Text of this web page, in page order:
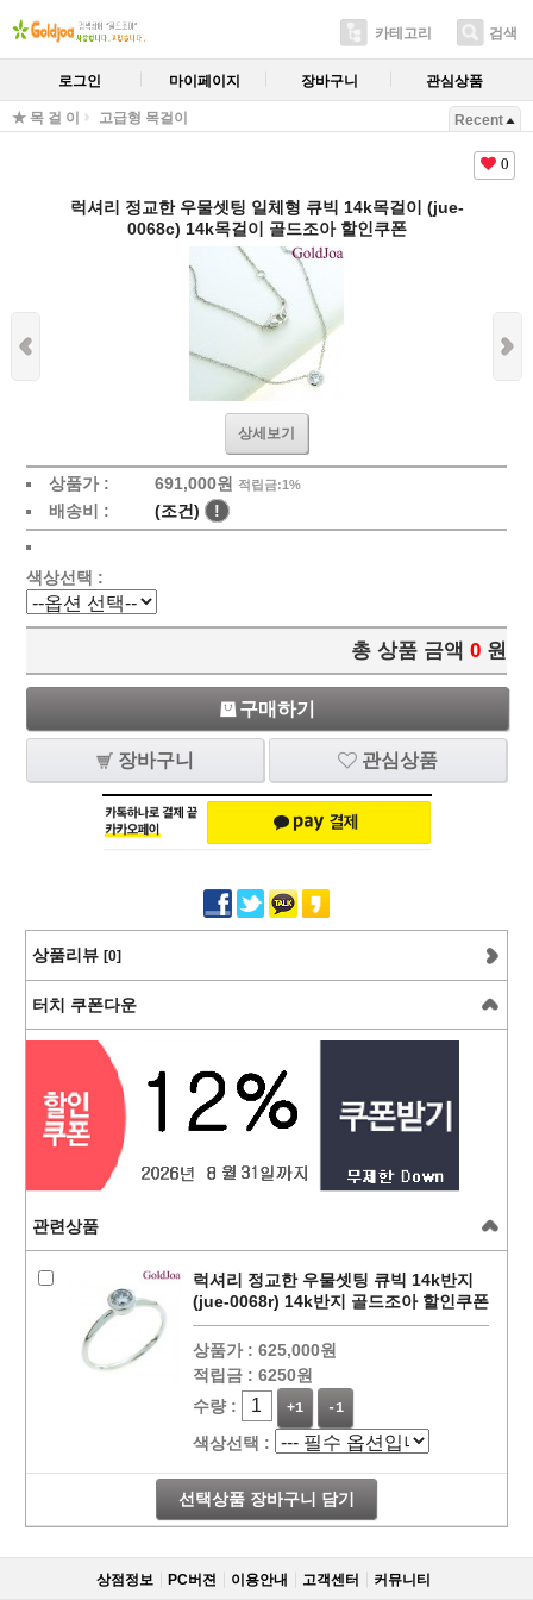
카테고리 검색
로그인 마이페이지 장바구니 관심상품
★ 목 걸 이 고급형 목걸이 Recent
0
럭셔리 정교한 우물셋팅 일체형 큐빅 14k목걸이 (jue-
0068c) 14k목걸이 골드조아 할인쿠폰
상세보기
상품가 : 691,000원 적립금:1%
배송비 : (조건) !
색상선택 :
총 상품 금액 0 원
구매하기
장바구니 관심상품
상품리뷰 [0]
터치 쿠폰다운
관련상품
럭셔리 정교한 우물셋팅 큐빅 14k반지
(jue-0068r) 14k반지 골드조아 할인쿠폰
상품가 : 625,000원
적립금 : 6250원
수량 :
+1 -1
색상선택 :
선택상품 장바구니 담기
상점정보 PC버젼 이용안내 고객센터 커뮤니티